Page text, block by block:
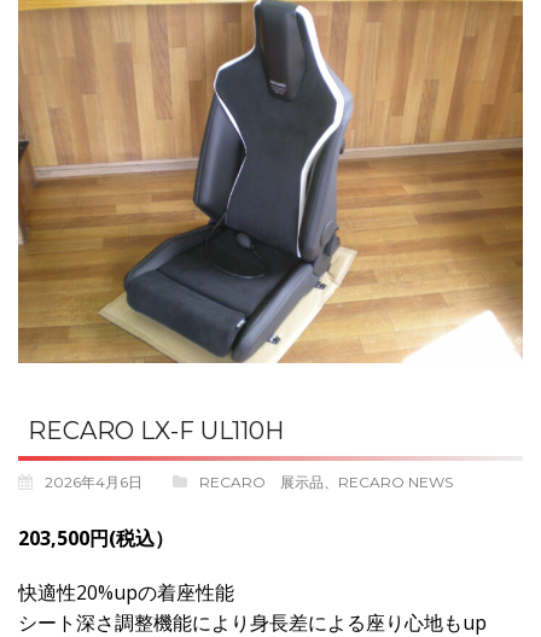
RECARO LX-F UL110H
2026年4月6日 RECARO 展示品 RECARO NEWS
203,500円(税込）
快適性20%upの着座性能
シート深さ調整機能により身長差による座り心地もup